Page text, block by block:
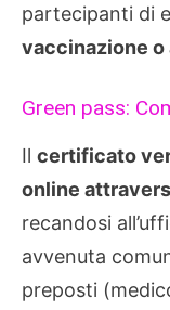
partecipanti di
vaccinazione o
Green pass:
Il certificato
online
recandosi
avvenuta
preposti